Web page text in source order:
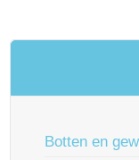
Botten en